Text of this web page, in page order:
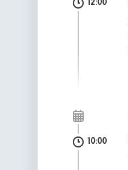
12:00
10:00